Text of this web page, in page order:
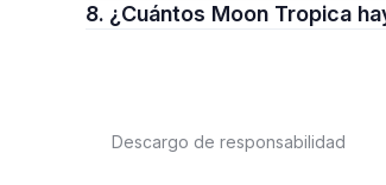
8. ¿Cuántos Moon Tropica
Descargo de responsabilidad